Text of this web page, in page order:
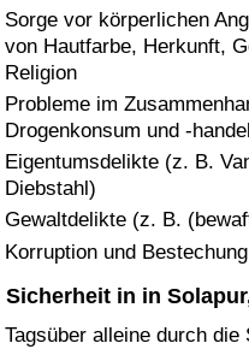
Sorge vor körperlichen
von Hautfarbe, Herkunft,
Religion
Probleme im
Drogenkonsum und -handel
Eigentumsdelikte (z. B.
Diebstahl)
Gewaltdelikte (z. B.
Korruption und Bestechung
Sicherheit in in
Tagsüber alleine durch die
Umweltverschmutzung
Verschmutzungsindex
Umweltverschmutzungs-
Verkehr